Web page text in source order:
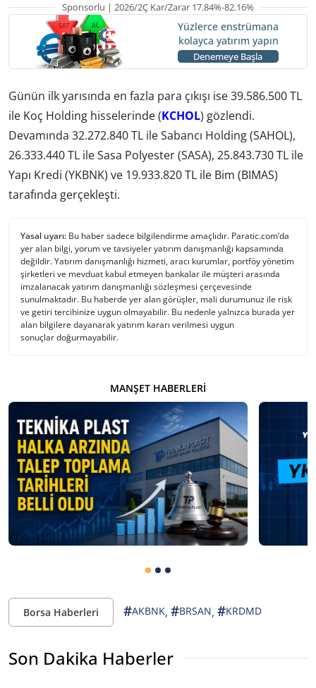
Sponsorlu | 2026/2Ç Kar/Zarar 17.84%-82.16%
Yüzlerce enstrümana
kolayca yatırım yapın
Denemeye Başla
Günün ilk yarısında en fazla para çıkışı ise 39.586.500 TL
ile Koç Holding hisselerinde (KCHOL) gözlendi.
Devamında 32.272.840 TL ile Sabancı Holding (SAHOL),
26.333.440 TL ile Sasa Polyester (SASA), 25.843.730 TL ile
Yapı Kredi (YKBNK) ve 19.933.820 TL ile Bim (BIMAS)
tarafında gerçekleşti.
Yasal uyarı: Bu haber sadece bilgilendirme amaçlıdır. Paratic.com’da
yer alan bilgi, yorum ve tavsiyeler yatırım danışmanlığı kapsamında
değildir. Yatırım danışmanlığı hizmeti, aracı kurumlar, portföy yönetim
şirketleri ve mevduat kabul etmeyen bankalar ile müşteri arasında
imzalanacak yatırım danışmanlığı sözleşmesi çerçevesinde
sunulmaktadır. Bu haberde yer alan görüşler, mali durumunuz ile risk
ve getiri tercihinize uygun olmayabilir. Bu nedenle yalnızca burada yer
alan bilgilere dayanarak yatırım kararı verilmesi uygun
sonuçlar doğurmayabilir.
MANŞET HABERLERI
Borsa Haberleri #AKBNK, #BRSAN, #KRDMD
Son Dakika Haberler